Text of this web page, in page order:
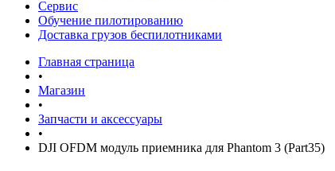
Сервис
Обучение пилотированию
Доставка грузов беспилотниками
Главная страница
•
Магазин
•
Запчасти и аксессуары
•
DJI OFDM модуль приемника для Phantom 3 (Part35)